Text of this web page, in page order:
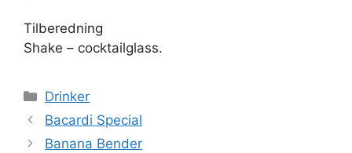
Tilberedning
Shake – cocktailglass.
Kategorier
Drinker
Bacardi Special
Banana Bender